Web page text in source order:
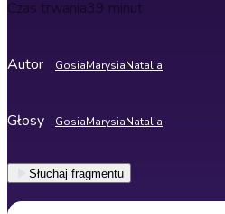
Czas trwania39 minut
Autor GosiaMarysiaNatalia
Głosy GosiaMarysiaNatalia
Słuchaj fragmentu